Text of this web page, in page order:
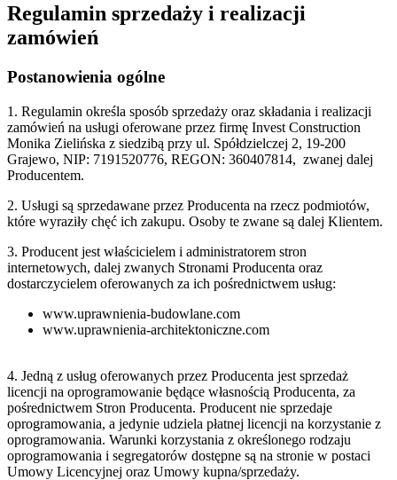
Regulamin sprzedaży i realizacji
zamówień
Postanowienia ogólne
1. Regulamin określa sposób sprzedaży oraz składania i realizacji
zamówień na usługi oferowane przez firmę Invest Construction
Monika Zielińska z siedzibą przy ul. Spółdzielczej 2, 19-200
Grajewo, NIP: 7191520776, REGON: 360407814, zwanej dalej
Producentem.
2. Usługi są sprzedawane przez Producenta na rzecz podmiotów,
które wyraziły chęć ich zakupu. Osoby te zwane są dalej Klientem.
3. Producent jest właścicielem i administratorem stron
internetowych, dalej zwanych Stronami Producenta oraz
dostarczycielem oferowanych za ich pośrednictwem usług:
www.uprawnienia-budowlane.com
www.uprawnienia-architektoniczne.com
4. Jedną z usług oferowanych przez Producenta jest sprzedaż
licencji na oprogramowanie będące własnością Producenta, za
pośrednictwem Stron Producenta. Producent nie sprzedaje
oprogramowania, a jedynie udziela płatnej licencji na korzystanie z
oprogramowania. Warunki korzystania z określonego rodzaju
oprogramowania i segregatorów dostępne są na stronie w postaci
Umowy Licencyjnej oraz Umowy kupna/sprzedaży.